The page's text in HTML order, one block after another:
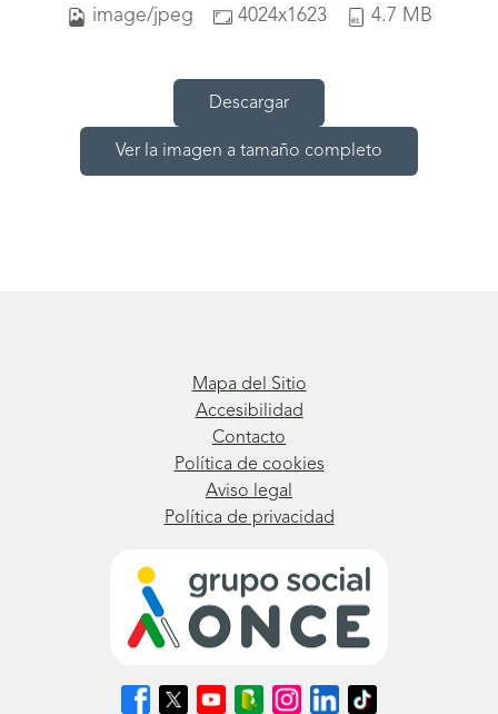
image/jpeg 4024x1623 4.7 MB
Descargar
Ver la imagen a tamaño completo
Mapa del Sitio
Accesibilidad
Contacto
Política de cookies
Aviso legal
Política de privacidad
SíguenosSíguenosSíguenosSíguenosSíguenosSíguenosSíguenos